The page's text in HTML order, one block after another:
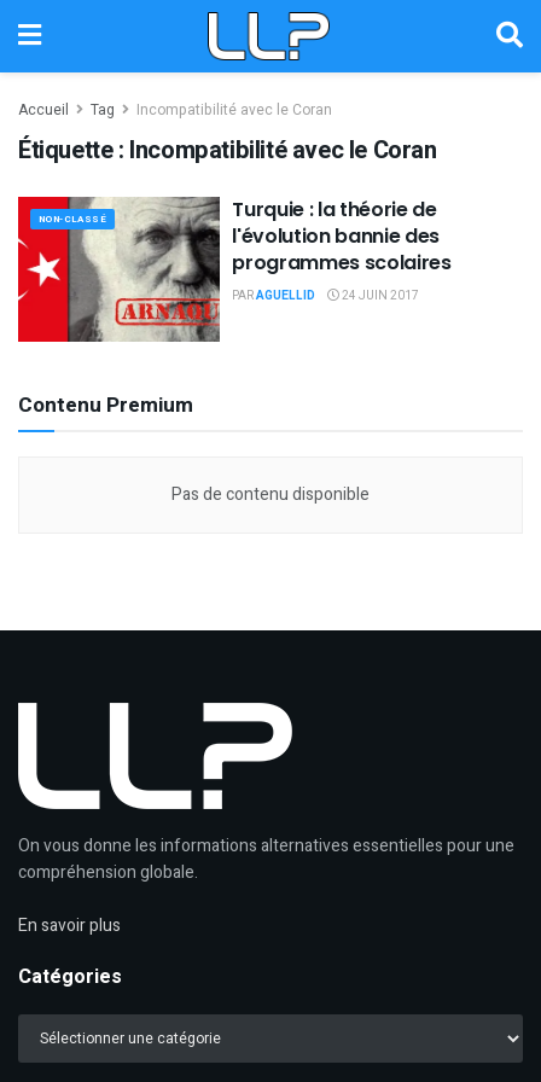
Accueil Tag Incompatibilité avec le Coran
Étiquette : Incompatibilité avec le Coran
NON-CLASSÉ
Turquie : la théorie de
l'évolution bannie des
programmes scolaires
PARAGUELLID 24 JUIN 2017
Contenu Premium
Pas de contenu disponible
On vous donne les informations alternatives essentielles pour une
compréhension globale.
En savoir plus
Catégories
Catégories